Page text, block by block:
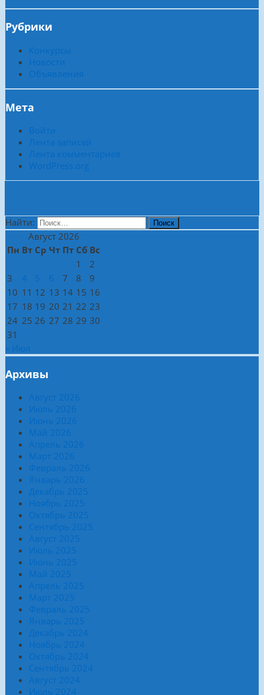
Рубрики
Конкурсы
Новости
Объявления
Мета
Войти
Лента записей
Лента комментариев
WordPress.org
Найти:
Август 2026
Пн Вт Ср Чт Пт Сб Вс
1
2
3
4 5 6 7 8
9
10 11 12 13 14 15 16
17 18 19 20 21 22 23
24 25 26 27 28 29 30
31
« Июл
Архивы
Август 2026
Июль 2026
Июнь 2026
Май 2026
Апрель 2026
Март 2026
Февраль 2026
Январь 2026
Декабрь 2025
Ноябрь 2025
Октябрь 2025
Сентябрь 2025
Август 2025
Июль 2025
Июнь 2025
Май 2025
Апрель 2025
Март 2025
Февраль 2025
Январь 2025
Декабрь 2024
Ноябрь 2024
Октябрь 2024
Сентябрь 2024
Август 2024
Июль 2024